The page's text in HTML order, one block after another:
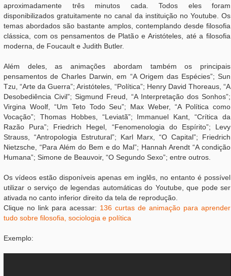
aproximadamente três minutos cada. Todos eles foram
disponibilizados gratuitamente no canal da instituição no Youtube. Os
temas abordados são bastante amplos, contemplando desde filosofia
clássica, com os pensamentos de Platão e Aristóteles, até a filosofia
moderna, de Foucault e Judith Butler.
Além deles, as animações abordam também os principais
pensamentos de Charles Darwin, em “A Origem das Espécies”; Sun
Tzu, “Arte da Guerra”; Aristóteles, “Política”; Henry David Thoreaus, “A
Desobediência Civil”; Sigmund Freud, “A Interpretação dos Sonhos”;
Virgina Woolf, “Um Teto Todo Seu”; Max Weber, “A Política como
Vocação”; Thomas Hobbes, “Leviatã”; Immanuel Kant, “Crítica da
Razão Pura”; Friedrich Hegel, “Fenomenologia do Espírito”; Levy
Strauss, “Antropologia Estrutural”; Karl Marx, “O Capital”; Friedrich
Nietzsche, “Para Além do Bem e do Mal”; Hannah Arendt “A condição
Humana”; Simone de Beauvoir, “O Segundo Sexo”; entre outros.
Os vídeos estão disponíveis apenas em inglês, no entanto é possível
utilizar o serviço de legendas automáticas do Youtube, que pode ser
ativada no canto inferior direito da tela de reprodução.
Clique no link para acessar: 136 curtas de animação para aprender
tudo sobre filosofia, sociologia e política
Exemplo: